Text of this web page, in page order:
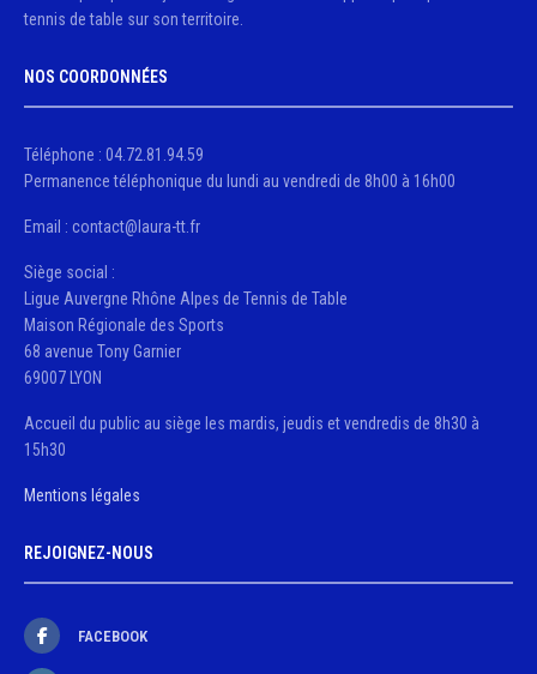
tennis de table sur son territoire.
NOS COORDONNÉES
Téléphone : 04.72.81.94.59
Permanence téléphonique du lundi au vendredi de 8h00 à 16h00
Email : contact@laura-tt.fr
Siège social :
Ligue Auvergne Rhône Alpes de Tennis de Table
Maison Régionale des Sports
68 avenue Tony Garnier
69007 LYON
Accueil du public au siège les mardis, jeudis et vendredis de 8h30 à
15h30
Mentions légales
REJOIGNEZ-NOUS
FACEBOOK